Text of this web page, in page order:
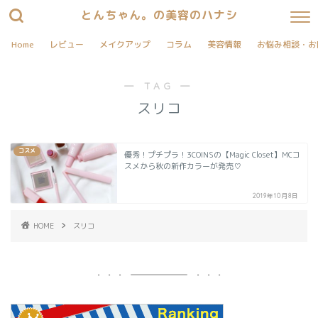
とんちゃん。の美容のハナシ
Home レビュー メイクアップ コラム 美容情報 お悩み相談・
― TAG ―
スリコ
コスメ
優秀！プチプラ！3COINSの【Magic Closet】MCコ
スメから秋の新作カラーが発売♡
2019年10月8日
HOME スリコ